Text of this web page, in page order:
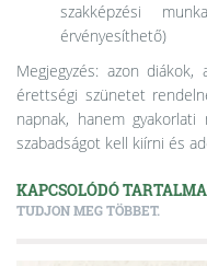
szakképzési
érvényesíthető)
Megjegyzés: azon
érettségi szünetet
napnak, hanem
szabadságot kell kiírni és
KAPCSOLÓDÓ
TUDJON MEG TÖBBET.